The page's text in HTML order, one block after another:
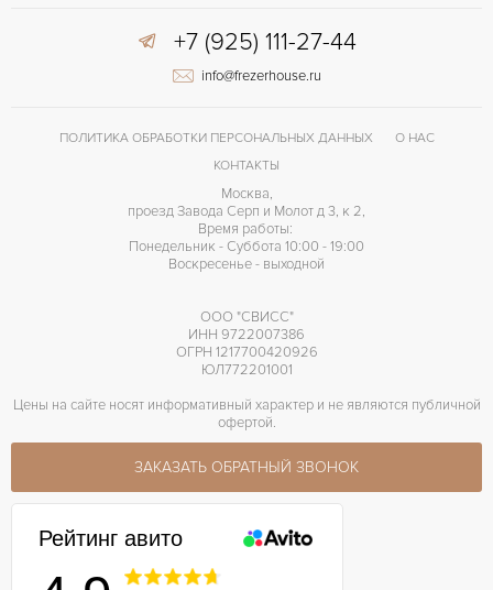
Двойной сложности застежка
+7 (925) 111-27-44
info@frezerhouse.ru
ПОЛИТИКА ОБРАБОТКИ ПЕРСОНАЛЬНЫХ ДАННЫХ
О НАС
КОНТАКТЫ
Москва,
проезд Завода Серп и Молот д 3, к 2,
Время работы:
Понедельник - Суббота 10:00 - 19:00
Воскресенье - выходной
ООО "СВИСС"
ИНН 9722007386
ОГРН 1217700420926
ЮЛ772201001
Цены на сайте носят информативный характер и не являются публичной
офертой.
ЗАКАЗАТЬ ОБРАТНЫЙ ЗВОНОК
Рейтинг авито